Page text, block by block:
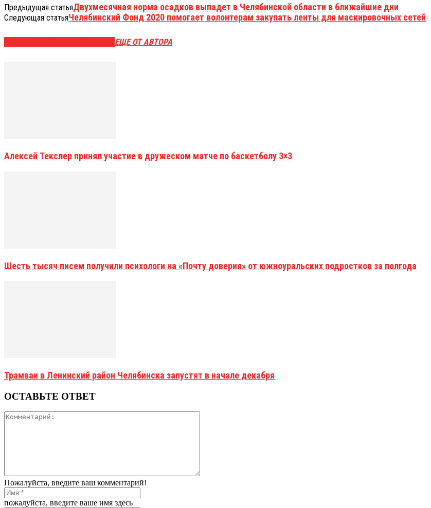
Предыдущая статьяДвухмесячная норма осадков выпадет в Челябинской области в ближайшие дни
Следующая статьяЧелябинский Фонд 2020 помогает волонтерам закупать ленты для маскировочных сетей
ЕЩЕ ОТ АВТОРА
Алексей Текслер принял участие в дружеском матче по баскетболу 3×3
Шесть тысяч писем получили психологи на «Почту доверия» от южноуральских подростков за полгода
Трамваи в Ленинский район Челябинска запустят в начале декабря
ОСТАВЬТЕ ОТВЕТ
Пожалуйста, введите ваш комментарий!
пожалуйста, введите ваше имя здесь